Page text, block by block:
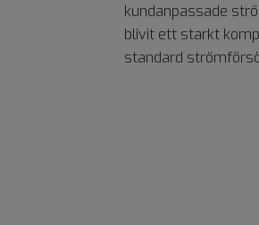
kundanpassade
blivit ett starkt
standard